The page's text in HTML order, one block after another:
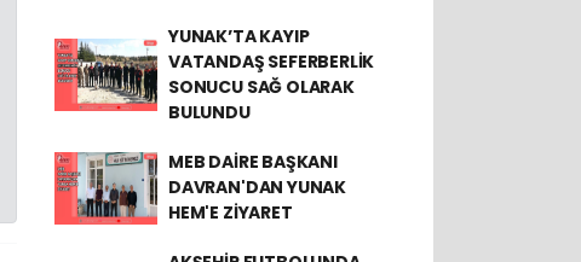
YUNAK’TA KAYIP
VATANDAŞ SEFERBERLİK
SONUCU SAĞ OLARAK
BULUNDU
MEB DAİRE BAŞKANI
DAVRAN'DAN YUNAK
HEM'E ZİYARET